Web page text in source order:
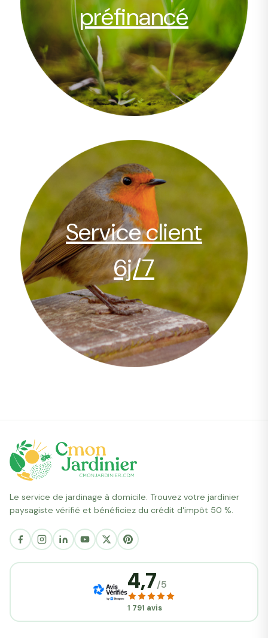
préfinancé
Service client
6j/7
Le service de jardinage à domicile. Trouvez votre jardinier
paysagiste vérifié et bénéficiez du crédit d'impôt 50 %.
4,7/5
1 791 avis